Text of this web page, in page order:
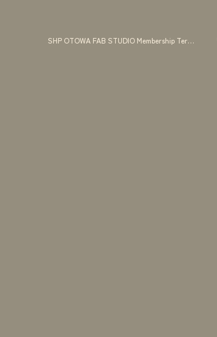
SHP OTOWA FAB STUDIO Membership Terms and Conditions